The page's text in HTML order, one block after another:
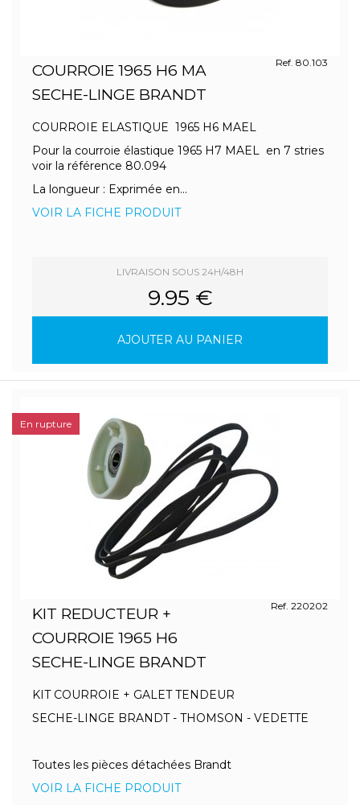
COURROIE 1965 H6 MA
SECHE-LINGE BRANDT
Ref. 80.103
COURROIE ELASTIQUE 1965 H6 MAEL
Pour la courroie élastique 1965 H7 MAEL en 7 stries
voir la référence 80.094
La longueur : Exprimée en...
VOIR LA FICHE PRODUIT
LIVRAISON SOUS 24H/48H
9.95 €
AJOUTER AU PANIER
KIT REDUCTEUR +
COURROIE 1965 H6
SECHE-LINGE BRANDT
Ref. 220202
KIT COURROIE + GALET TENDEUR
SECHE-LINGE BRANDT - THOMSON - VEDETTE
Toutes les pièces détachées Brandt
VOIR LA FICHE PRODUIT
En rupture